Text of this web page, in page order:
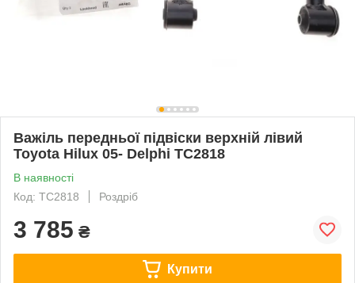
Важіль передньої підвіски верхній лівий
Toyota Hilux 05- Delphi TC2818
В наявності
Код: TC2818
Роздріб
3 785 ₴
Купити